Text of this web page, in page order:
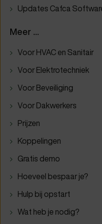
Updates Cafca
Meer ...
Voor HVAC en Sanitair
Voor Elektrotechniek
Voor Beveiliging
Voor Dakwerkers
Prijzen
Koppelingen
Gratis demo
Hoeveel bespaar je?
Hulp bij opstart
Wat heb je nodig?